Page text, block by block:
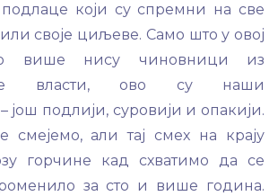
који су спремни на све
своје циљеве. Само што у овој
више нису чиновници из
власти, ово су наши
још подлији, суровији и опакији.
али тај смех на крају
горчине кад схватимо да се
за сто и више година.